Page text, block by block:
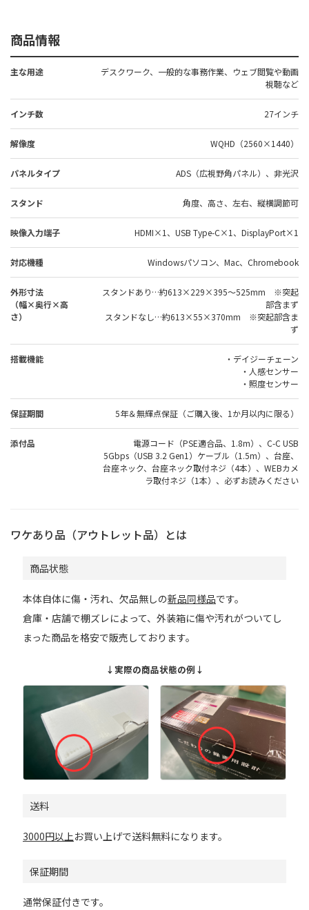
商品情報
主な用途
デスクワーク、一般的な事務作業、ウェブ閲覧や動画
視聴など
インチ数 27インチ
解像度 WQHD（2560×1440）
パネルタイプ ADS（広視野角パネル）、非光沢
スタンド 角度、高さ、左右、縦横調節可
映像入力端子 HDMI×1、USB Type-C×1、DisplayPort×1
対応機種 Windowsパソコン、Mac、Chromebook
外形寸法
（幅×奥行×高
さ）
スタンドあり…約613×229×395～525mm ※突起
部含まず
スタンドなし…約613×55×370mm ※突起部含ま
ず
搭載機能
・デイジーチェーン
・人感センサー
・照度センサー
保証期間 5年＆無輝点保証（ご購入後、1か月以内に限る）
添付品
電源コード（PSE適合品、1.8m）、C-C USB
5Gbps（USB 3.2 Gen1）ケーブル（1.5m）、台座、
台座ネック、台座ネック取付ネジ（4本）、WEBカメ
ラ取付ネジ（1本）、必ずお読みください
ワケあり品（アウトレット品）とは
商品状態
本体自体に傷・汚れ、欠品無しの新品同様品です。
倉庫・店舗で棚ズレによって、外装箱に傷や汚れがついてし
まった商品を格安で販売しております。
↓実際の商品状態の例↓
送料
3000円以上お買い上げで送料無料になります。
保証期間
通常保証付きです。